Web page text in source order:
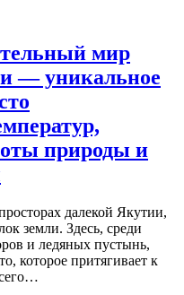
мир
— уникальное
природы и
далекой Якутии,
земли. Здесь, среди
и ледяных пустынь,
которое притягивает к